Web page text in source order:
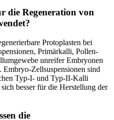
die Regeneration von
Protoplasten bei
Primärkalli, Pollen-
unreifer Embryonen
Zellsuspensionen sind
Typ-I- und Typ-II-Kalli
besser für die Herstellung der
die